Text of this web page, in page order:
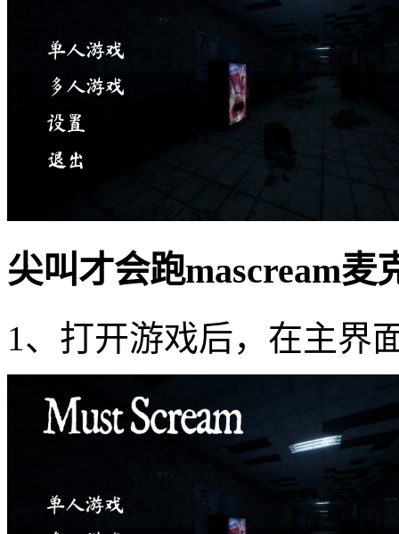
尖叫才会跑mascream麦
1、打开游戏后，在主界